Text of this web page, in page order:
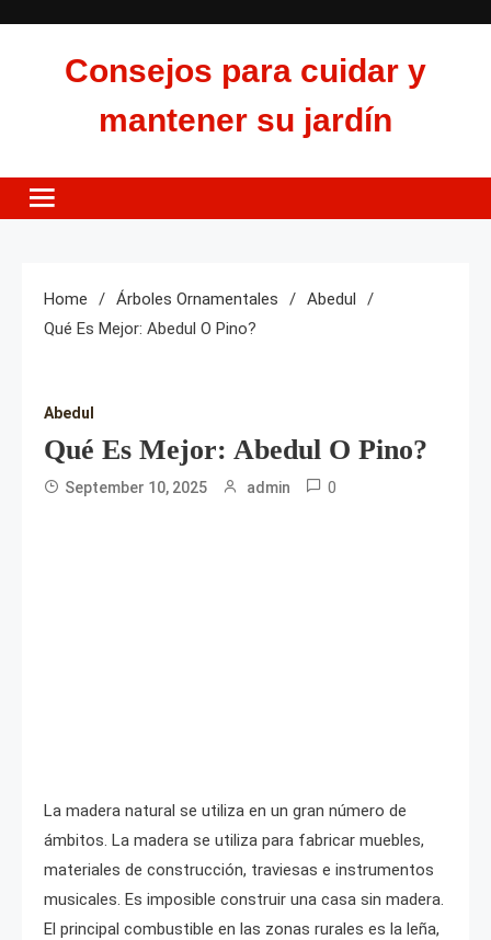
Consejos para cuidar y
mantener su jardín
Home Árboles Ornamentales
Abedul
Qué Es Mejor: Abedul O Pino?
Abedul
Qué Es Mejor: Abedul O Pino?
September 10, 2025 admin 0
La madera natural se utiliza en un gran número de
ámbitos. La madera se utiliza para fabricar muebles,
materiales de construcción, traviesas e instrumentos
musicales. Es imposible construir una casa sin madera.
El principal combustible en las zonas rurales es la leña,